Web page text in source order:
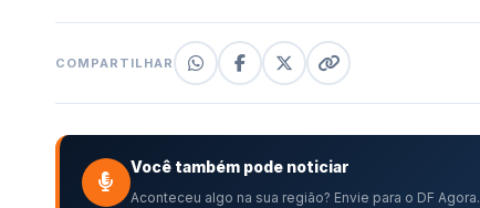
COMPARTILHAR
Você também pode noticiar
Aconteceu algo na sua região? Envie para o DF Agora.